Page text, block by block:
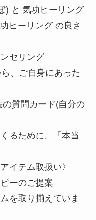
) と 気功ヒーリング
ーリング の良さ
セリング
、ご自身にあった
の質問カード(自分の
るために。「本当
イテム取扱い〉
ーのご提案
取り揃えていま